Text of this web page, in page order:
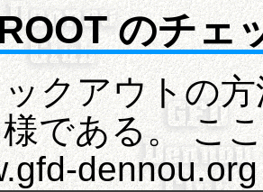
のチェ
クアウトの
である。 こ